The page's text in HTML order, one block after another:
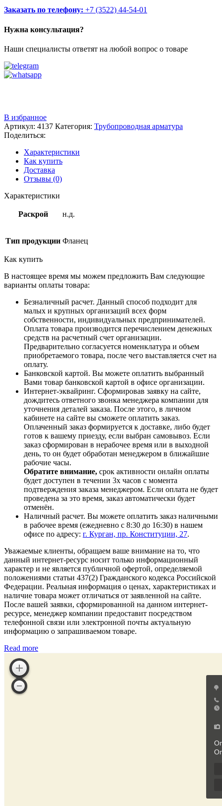
Заказать по телефону: +7 (3522) 44-54-01
Нужна консультация?
Наши специалисты ответят на любой вопрос о товаре
В избранное
Артикул: 4137 Категория: Трубопроводная арматура
Поделиться:
Характеристики
Как купить
Доставка
Отзывы (0)
Характеристики
Раскрой н.д.
Тип продукции Фланец
Как купить
В настоящее время мы можем предложить Вам следующие
варианты оплаты товара:
Безналичный расчет. Данный способ подходит для
малых и крупных организаций всех форм
собственности, индивидуальных предпринимателей.
Оплата товара производится перечислением денежных
средств на расчетный счет организации.
Предварительно согласуется номенклатура и объем
приобретаемого товара, после чего выставляется счет на
оплату.
Банковской картой. Вы можете оплатить выбранный
Вами товар банковской картой в офисе организации.
Интернет-эквайринг. Сформировав заявку на сайте,
дождитесь ответного звонка менеджера компании для
уточнения деталей заказа. После этого, в личном
кабинете на сайте вы сможете оплатить заказ.
Оплаченный заказ формируется к доставке, либо будет
готов к вашему приезду, если выбран самовывоз. Если
заказ сформирован в нерабочее время или в выходной
день, то он будет обработан менеджером в ближайшие
рабочие часы.
Обратите внимание, срок активности онлайн оплаты
будет доступен в течении 3х часов с момента
подтверждения заказа менеджером. Если оплата не будет
проведена за это время, заказ автоматически будет
отменён.
Наличный расчет. Вы можете оплатить заказ наличными
в рабочее время (ежедневно с 8:30 до 16:30) в нашем
офисе по адресу: г. Курган, пр. Конституции, 27.
Уважаемые клиенты, обращаем ваше внимание на то, что
данный интернет-ресурс носит только информационный
характер и не является публичной офертой, определяемой
положениями статьи 437(2) Гражданского кодекса Российской
Федерации. Реальная информация о ценах, характеристиках и
наличие товара может отличаться от заявленной на сайте.
После вашей заявки, сформированной на данном интернет-
ресурсе, менеджер компании предоставит посредством
телефонной связи или электронной почты актуальную
информацию о запрашиваемом товаре.
Read more